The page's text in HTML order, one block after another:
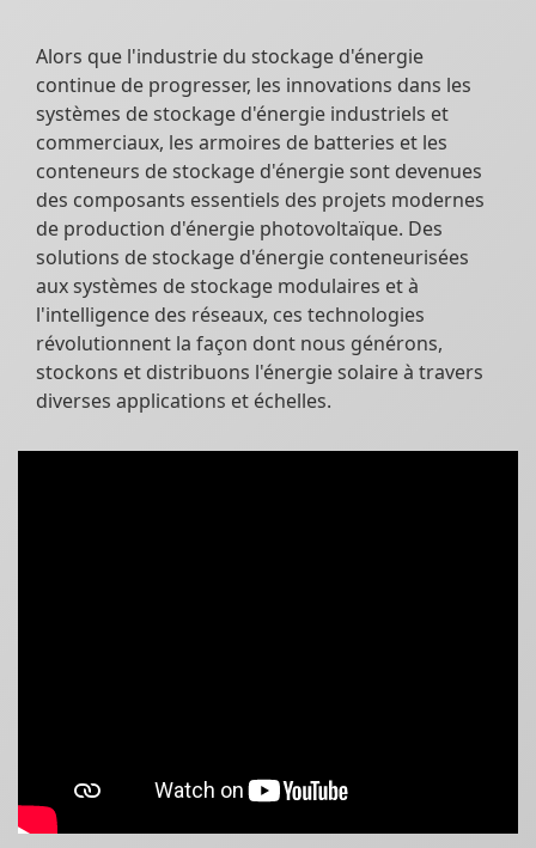
Alors que l'industrie du stockage d'énergie
continue de progresser, les innovations dans les
systèmes de stockage d'énergie industriels et
commerciaux, les armoires de batteries et les
conteneurs de stockage d'énergie sont devenues
des composants essentiels des projets modernes
de production d'énergie photovoltaïque. Des
solutions de stockage d'énergie conteneurisées
aux systèmes de stockage modulaires et à
l'intelligence des réseaux, ces technologies
révolutionnent la façon dont nous générons,
stockons et distribuons l'énergie solaire à travers
diverses applications et échelles.